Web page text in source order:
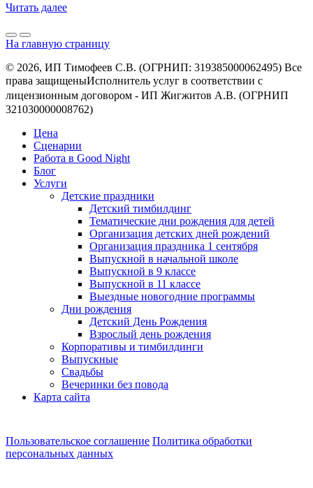
Читать далее
На главную страницу
© 2026, ИП Тимофеев С.В. (ОГРНИП: 319385000062495) Все
права защищеныㅤㅤㅤㅤㅤㅤㅤㅤㅤㅤИсполнитель услуг в соответствии с
лицензионным договором - ㅤㅤㅤㅤㅤㅤИП Жигжитов А.В. (ОГРНИП
321030000008762)
Цена
Сценарии
Работа в Good Night
Блог
Услуги
Детские праздники
Детский тимбилдинг
Тематические дни рождения для детей
Организация детских дней рождений
Организация праздника 1 сентября
Выпускной в начальной школе
Выпускной в 9 классе
Выпускной в 11 классе
Выездные новогодние программы
Дни рождения
Детский День Рождения
Взрослый день рождения
Корпоративы и тимбилдинги
Выпускные
Свадьбы
Вечеринки без повода
Карта сайта
Пользовательское соглашение Политика обработки
персональных данных